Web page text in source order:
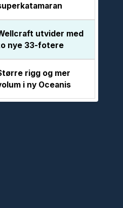
utvider med
nye 33-fotere
rigg og mer
i ny Oceanis